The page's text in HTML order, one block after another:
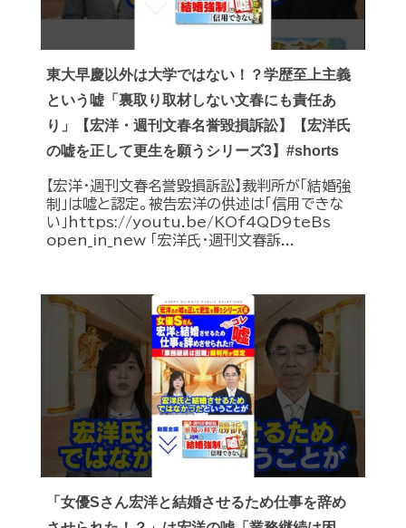
東大早慶以外は大学ではない！？学歴至上主義
という嘘「裏取り取材しない文春にも責任あ
り」【宏洋・週刊文春名誉毀損訴訟】【宏洋氏
の嘘を正して更生を願うシリーズ3】#shorts
【宏洋・週刊文春名誉毀損訴訟】裁判所が「結婚強
制」は嘘と認定。被告宏洋の供述は「信用できな
い」https://youtu.be/KOf4QD9teBs
open_in_new 「宏洋氏・週刊文春訴...
「女優Sさん宏洋と結婚させるため仕事を辞め